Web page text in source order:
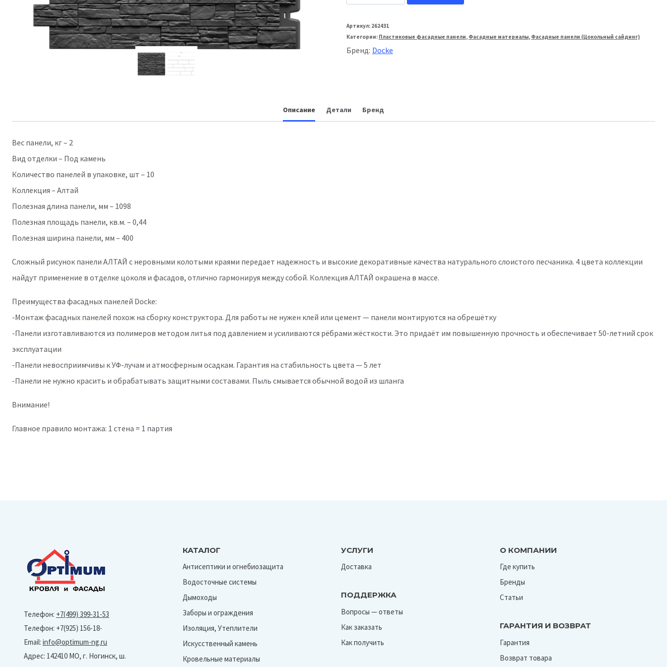
Docke
Фасадная
панель
Артикул: 262431
Категории: Пластиковые фасадные панели, Фасадные материалы, Фасадные панели (Цокольный сайдинг)
Бренд: Docke
Описание Детали Бренд
Вес панели, кг – 2
Вид отделки – Под камень
Количество панелей в упаковке, шт – 10
Коллекция – Алтай
Полезная длина панели, мм – 1098
Полезная площадь панели, кв.м. – 0,44
Полезная ширина панели, мм – 400
Сложный рисунок панели АЛТАЙ c неровными колотыми краями передает надежность и высокие декоративные качества натурального слоистого песчаника. 4 цвета коллекции
найдут применение в отделке цоколя и фасадов, отлично гармонируя между собой. Коллекция АЛТАЙ окрашена в массе.
Преимущества фасадных панелей Docke:
-Монтаж фасадных панелей похож на сборку конструктора. Для работы не нужен клей или цемент — панели монтируются на обрешётку
-Панели изготавливаются из полимеров методом литья под давлением и усиливаются рёбрами жёсткости. Это придаёт им повышенную прочность и обеспечивает 50-летний срок
эксплуатации
-Панели невосприимчивы к УФ-лучам и атмосферным осадкам. Гарантия на стабильность цвета — 5 лет
-Панели не нужно красить и обрабатывать защитными составами. Пыль смывается обычной водой из шланга
Внимание!
Главное правило монтажа: 1 стена = 1 партия
Телефон: +7(499) 399-31-53
Телефон: +7(925) 156-18-
Email: info@optimum-ng.ru
Адрес: 142410 МО, г. Ногинск, ш.
КАТАЛОГ
Антисептики и огнебиозащита
Водосточные системы
Дымоходы
Заборы и ограждения
Изоляция, Утеплители
Искусственный камень
Кровельные материалы
УСЛУГИ
Доставка
ПОДДЕРЖКА
Вопросы — ответы
Как заказать
Как получить
О КОМПАНИИ
Где купить
Бренды
Статьи
ГАРАНТИЯ И ВОЗВРАТ
Гарантия
Возврат товара